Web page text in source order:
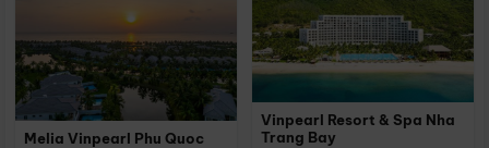
Melia Vinpearl Phu Quoc
Vinpearl Resort & Spa Nha
Trang Bay